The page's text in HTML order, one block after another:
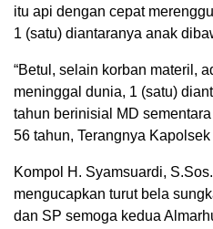
itu api dengan cepat
1 (satu) diantaranya anak
“Betul, selain korban materil,
meninggal dunia, 1 (satu)
tahun berinisial MD
56 tahun, Terangnya Kapolsek
Kompol H. Syamsuardi,
mengucapkan turut bela
dan SP semoga kedua